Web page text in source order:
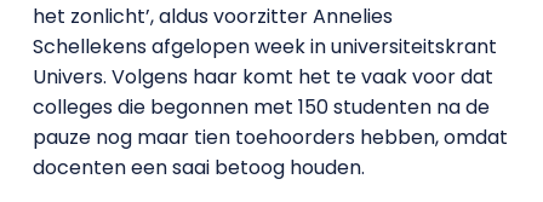
het zonlicht’, aldus voorzitter Annelies
Schellekens afgelopen week in universiteitskrant
Univers. Volgens haar komt het te vaak voor dat
colleges die begonnen met 150 studenten na de
pauze nog maar tien toehoorders hebben, omdat
docenten een saai betoog houden.